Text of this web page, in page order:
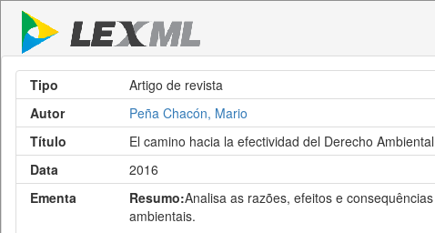
Tipo
Artigo de revista
Autor
Peña Chacón, Mario
Título
El camino hacia la efectividad del Derecho Ambiental
Data
2016
Ementa
Resumo:Analisa as razões, efeitos e
ambientais.